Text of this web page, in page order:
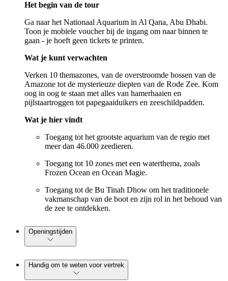
Het begin van de tour
Ga naar het Nationaal Aquarium in Al Qana, Abu Dhabi.
Toon je mobiele voucher bij de ingang om naar binnen te
gaan - je hoeft geen tickets te printen.
Wat je kunt verwachten
Verken 10 themazones, van de overstroomde bossen van de
Amazone tot de mysterieuze diepten van de Rode Zee. Kom
oog in oog te staan met alles van hamerhaaien en
pijlstaartroggen tot papegaaiduikers en zeeschildpadden.
Wat je hier vindt
Toegang tot het grootste aquarium van de regio met
meer dan 46.000 zeedieren.
Toegang tot 10 zones met een waterthema, zoals
Frozen Ocean en Ocean Magie.
Toegang tot de Bu Tinah Dhow om het traditionele
vakmanschap van de boot en zijn rol in het behoud van
de zee te ontdekken.
Openingstijden
Handig om te weten voor vertrek